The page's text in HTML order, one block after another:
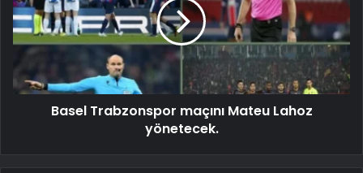
Basel Trabzonspor maçını Mateu Lahoz
yönetecek.